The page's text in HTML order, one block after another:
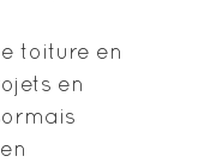
toiture en
en